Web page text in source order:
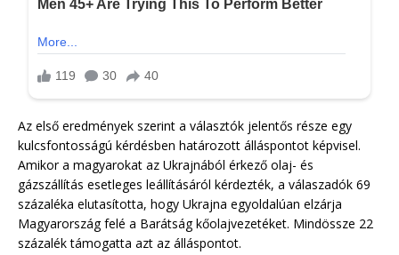
Az első eredmények szerint a választók jelentős része egy
kulcsfontosságú kérdésben határozott álláspontot képvisel.
Amikor a magyarokat az Ukrajnából érkező olaj- és
gázszállítás esetleges leállításáról kérdezték, a válaszadók 69
százaléka elutasította, hogy Ukrajna egyoldalúan elzárja
Magyarország felé a Barátság kőolajvezetéket. Mindössze 22
százalék támogatta azt az álláspontot.